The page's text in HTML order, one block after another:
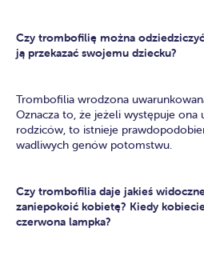
Czy trombofilię można
ją przekazać swojemu dziecku?
Trombofilia wrodzona
Oznacza to, że jeżeli występuje ona
rodziców, to istnieje
wadliwych genów potomstwu.
Czy trombofilia daje jakieś
zaniepokoić kobietę? Kiedy
czerwona lampka?